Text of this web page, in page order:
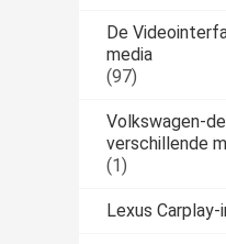
De
media
(97)
Volkswagen-
verschillende
(1)
Lexus